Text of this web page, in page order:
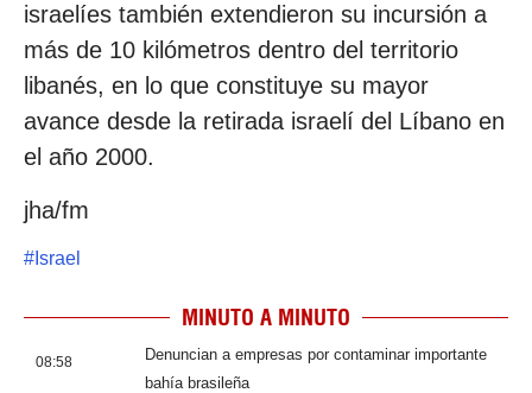
israelíes también extendieron su incursión a
más de 10 kilómetros dentro del territorio
libanés, en lo que constituye su mayor
avance desde la retirada israelí del Líbano en
el año 2000.
jha/fm
# Israel
MINUTO A MINUTO
08:58
Denuncian a empresas por contaminar importante
bahía brasileña